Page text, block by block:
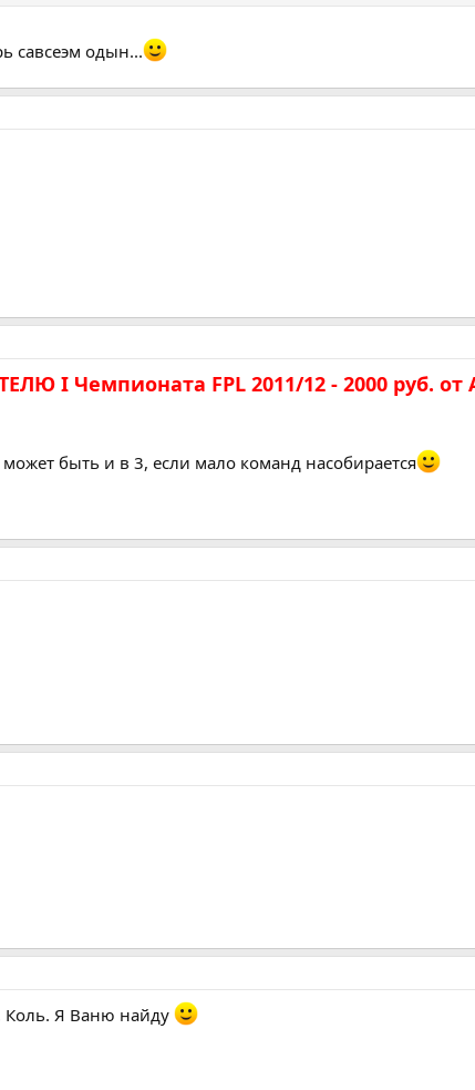
савсеэм одын...
I Чемпионата FPL 2011/12 - 2000 руб. от
быть и в 3, если мало команд насобирается
Коль. Я Ваню найду